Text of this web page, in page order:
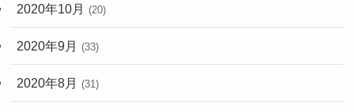
2020年10月 (20)
2020年9月 (33)
2020年8月 (31)